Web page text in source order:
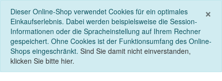
×
Dieser Online-Shop verwendet Cookies für ein optimales
Einkaufserlebnis. Dabei werden beispielsweise die Session-
Informationen oder die Spracheinstellung auf Ihrem Rechner
gespeichert. Ohne Cookies ist der Funktionsumfang des Online-
Shops eingeschränkt. Sind Sie damit nicht einverstanden,
klicken Sie bitte hier.